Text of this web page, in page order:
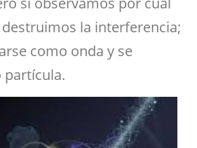
la interferencia;
como onda y se